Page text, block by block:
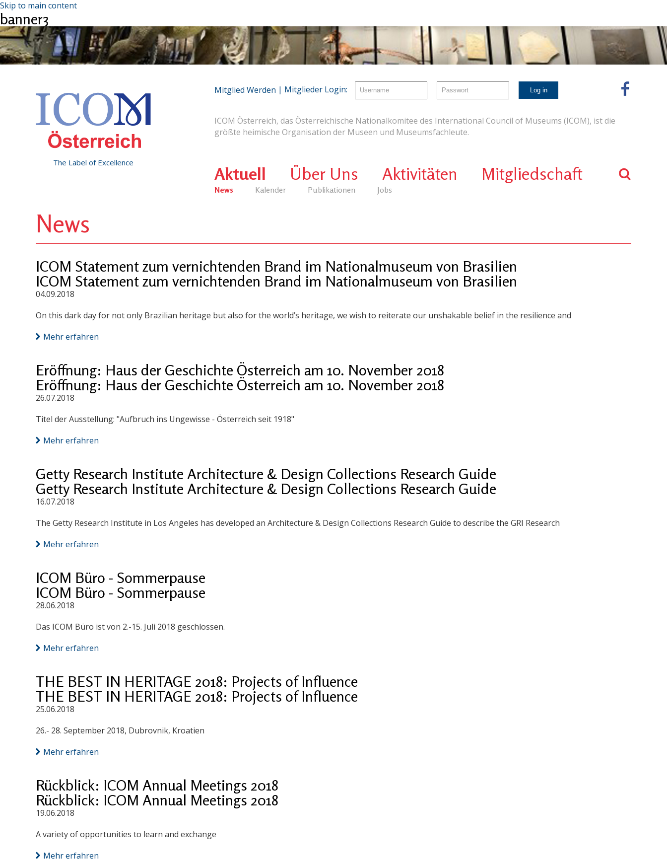
Skip to main content
banner3
The Label of Excellence
ICOM Österreich, das Österreichische Nationalkomitee des International Council of Museums (ICOM), ist die
größte heimische Organisation der Museen und Museumsfachleute.
Aktuell
News Kalender Publikationen Jobs
Über Uns Aktivitäten Mitgliedschaft
Mitglied Werden | Mitglieder Login:
News
ICOM Statement zum vernichtenden Brand im Nationalmuseum von Brasilien
ICOM Statement zum vernichtenden Brand im Nationalmuseum von Brasilien
04.09.2018
On this dark day for not only Brazilian heritage but also for the world’s heritage, we wish to reiterate our unshakable belief in the resilience and
Mehr erfahren
Eröffnung: Haus der Geschichte Österreich am 10. November 2018
Eröffnung: Haus der Geschichte Österreich am 10. November 2018
26.07.2018
Titel der Ausstellung: "Aufbruch ins Ungewisse - Österreich seit 1918"
Mehr erfahren
Getty Research Institute Architecture & Design Collections Research Guide
Getty Research Institute Architecture & Design Collections Research Guide
16.07.2018
The Getty Research Institute in Los Angeles has developed an Architecture & Design Collections Research Guide to describe the GRI Research
Mehr erfahren
ICOM Büro - Sommerpause
ICOM Büro - Sommerpause
28.06.2018
Das ICOM Büro ist von 2.-15. Juli 2018 geschlossen.
Mehr erfahren
THE BEST IN HERITAGE 2018: Projects of Influence
THE BEST IN HERITAGE 2018: Projects of Influence
25.06.2018
26.- 28. September 2018, Dubrovnik, Kroatien
Mehr erfahren
Rückblick: ICOM Annual Meetings 2018
Rückblick: ICOM Annual Meetings 2018
19.06.2018
A variety of opportunities to learn and exchange
Mehr erfahren